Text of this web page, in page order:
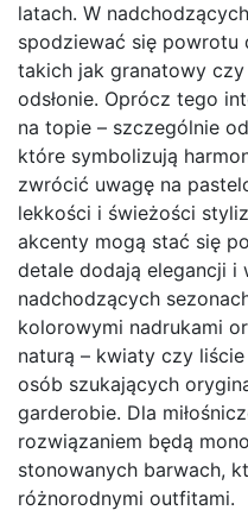
latach. W
spodziewać się powrotu
takich jak granatowy
odsłonie. Oprócz tego
na topie – szczególnie
które symbolizują
zwrócić uwagę na
lekkości i świeżości
akcenty mogą stać się
detale dodają elegancji i
nadchodzących
kolorowymi nadrukami
naturą – kwiaty czy
osób szukających
garderobie. Dla
rozwiązaniem będą
stonowanych barwach,
różnorodnymi outfitami.